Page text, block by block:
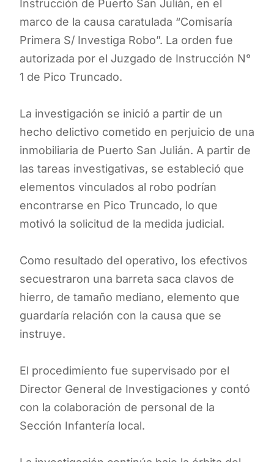
Instrucción de Puerto San Julián, en el
marco de la causa caratulada “Comisaría
Primera S/ Investiga Robo”. La orden fue
autorizada por el Juzgado de Instrucción N°
1 de Pico Truncado.
La investigación se inició a partir de un
hecho delictivo cometido en perjuicio de una
inmobiliaria de Puerto San Julián. A partir de
las tareas investigativas, se estableció que
elementos vinculados al robo podrían
encontrarse en Pico Truncado, lo que
motivó la solicitud de la medida judicial.
Como resultado del operativo, los efectivos
secuestraron una barreta saca clavos de
hierro, de tamaño mediano, elemento que
guardaría relación con la causa que se
instruye.
El procedimiento fue supervisado por el
Director General de Investigaciones y contó
con la colaboración de personal de la
Sección Infantería local.